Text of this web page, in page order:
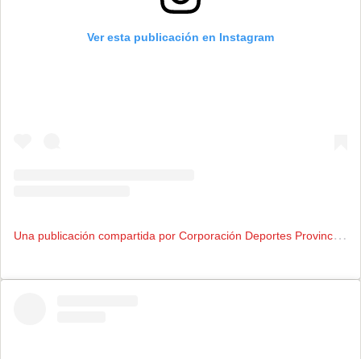
Ver esta publicación en Instagram
U
na publicación compartida por Corporación Deportes Provincial Curicó Unido (@cdpcuricounido)